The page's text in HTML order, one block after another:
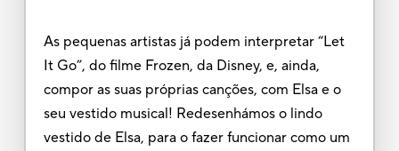
As pequenas artistas já podem interpretar “Let
It Go”, do filme Frozen, da Disney, e, ainda,
compor as suas próprias canções, com Elsa e o
seu vestido musical! Redesenhámos o lindo
vestido de Elsa, para o fazer funcionar como um